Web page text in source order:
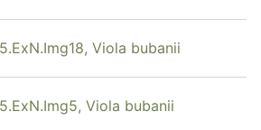
Viola bubanii
Viola bubanii